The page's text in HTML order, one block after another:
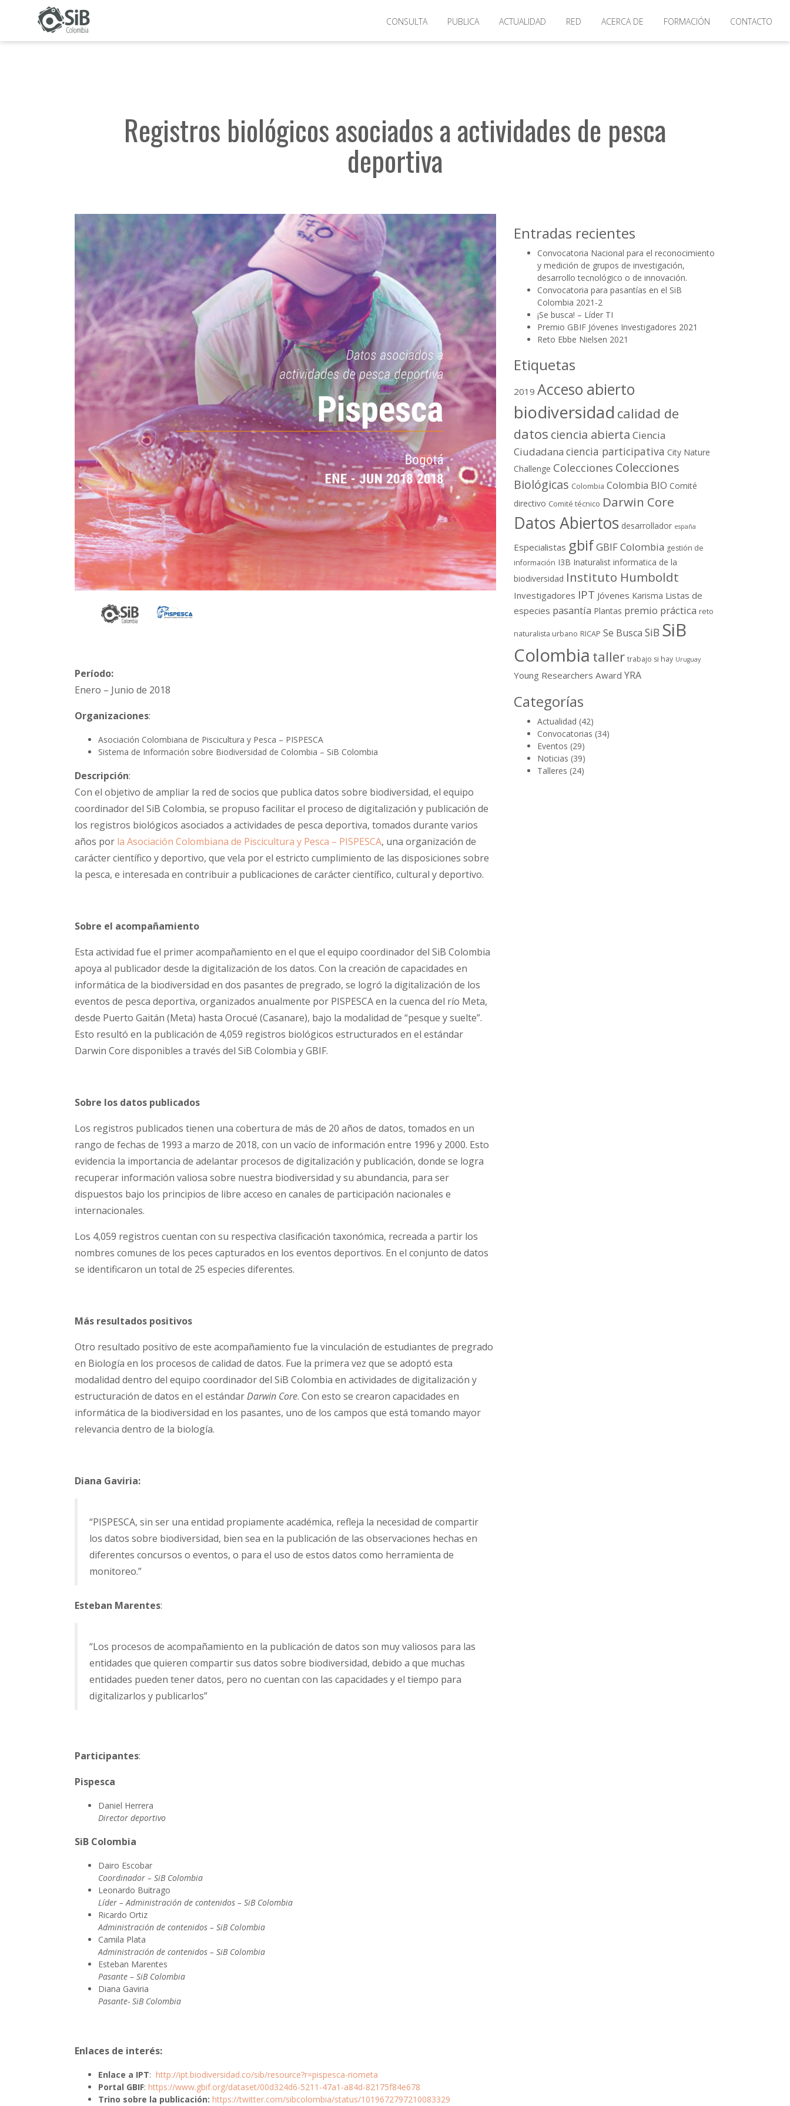
CONSULTA PUBLICA ACTUALIDAD RED ACERCA DE FORMACIÓN CONTACTO
Registros biológicos asociados a actividades de pesca
deportiva
Período:
Enero – Junio de 2018
Organizaciones:
Asociación Colombiana de Piscicultura y Pesca – PISPESCA
Sistema de Información sobre Biodiversidad de Colombia – SiB Colombia
Descripción:
Con el objetivo de ampliar la red de socios que publica datos sobre biodiversidad, el equipo
coordinador del SiB Colombia, se propuso facilitar el proceso de digitalización y publicación de
los registros biológicos asociados a actividades de pesca deportiva, tomados durante varios
años por la Asociación Colombiana de Piscicultura y Pesca – PISPESCA, una organización de
carácter científico y deportivo, que vela por el estricto cumplimiento de las disposiciones sobre
la pesca, e interesada en contribuir a publicaciones de carácter científico, cultural y deportivo.
Sobre el acompañamiento
Esta actividad fue el primer acompañamiento en el que el equipo coordinador del SiB Colombia
apoya al publicador desde la digitalización de los datos. Con la creación de capacidades en
informática de la biodiversidad en dos pasantes de pregrado, se logró la digitalización de los
eventos de pesca deportiva, organizados anualmente por PISPESCA en la cuenca del río Meta,
desde Puerto Gaitán (Meta) hasta Orocué (Casanare), bajo la modalidad de “pesque y suelte”.
Esto resultó en la publicación de 4,059 registros biológicos estructurados en el estándar
Darwin Core disponibles a través del SiB Colombia y GBIF.
Sobre los datos publicados
Los registros publicados tienen una cobertura de más de 20 años de datos, tomados en un
rango de fechas de 1993 a marzo de 2018, con un vacío de información entre 1996 y 2000. Esto
evidencia la importancia de adelantar procesos de digitalización y publicación, donde se logra
recuperar información valiosa sobre nuestra biodiversidad y su abundancia, para ser
dispuestos bajo los principios de libre acceso en canales de participación nacionales e
internacionales.
Los 4,059 registros cuentan con su respectiva clasificación taxonómica, recreada a partir los
nombres comunes de los peces capturados en los eventos deportivos. En el conjunto de datos
se identificaron un total de 25 especies diferentes.
Más resultados positivos
Otro resultado positivo de este acompañamiento fue la vinculación de estudiantes de pregrado
en Biología en los procesos de calidad de datos. Fue la primera vez que se adoptó esta
modalidad dentro del equipo coordinador del SiB Colombia en actividades de digitalización y
estructuración de datos en el estándarDarwin Core. Con esto se crearon capacidades en
informática de la biodiversidad en los pasantes, uno de los campos que está tomando mayor
relevancia dentro de la biología.
Diana Gaviria:
“PISPESCA, sin ser una entidad propiamente académica, refleja la necesidad de compartir
los datos sobre biodiversidad, bien sea en la publicación de las observaciones hechas en
diferentes concursos o eventos, o para el uso de estos datos como herramienta de
monitoreo.”
Esteban Marentes:
“Los procesos de acompañamiento en la publicación de datos son muy valiosos para las
entidades que quieren compartir sus datos sobre biodiversidad, debido a que muchas
entidades pueden tener datos, pero no cuentan con las capacidades y el tiempo para
digitalizarlos y publicarlos”
Participantes:
Pispesca
Daniel Herrera
Director deportivo
SiB Colombia
Dairo Escobar
Coordinador – SiB Colombia
Leonardo Buitrago
Líder – Administración de contenidos – SiB Colombia
Ricardo Ortiz
Administración de contenidos – SiB Colombia
Camila Plata
Administración de contenidos – SiB Colombia
Esteban Marentes
Pasante – SiB Colombia
Diana Gaviria
Pasante- SiB Colombia
Enlaces de interés:
Enlace a IPT: http://ipt.biodiversidad.co/sib/resource?r=pispesca-riometa
Portal GBIF: https://www.gbif.org/dataset/00d324d6-5211-47a1-a84d-82175f84e678
Trino sobre la publicación: https://twitter.com/sibcolombia/status/1019672797210083329
Entradas recientes
Convocatoria Nacional para el reconocimiento
y medición de grupos de investigación,
desarrollo tecnológico o de innovación.
Convocatoria para pasantías en el SiB
Colombia 2021-2
¡Se busca! – Líder TI
Premio GBIF Jóvenes Investigadores 2021
Reto Ebbe Nielsen 2021
Etiquetas
2019 Acceso abierto
biodiversidad calidad de
datos ciencia abierta Ciencia
Ciudadana ciencia participativa City Nature
Challenge Colecciones Colecciones
Biológicas Colombia Colombia BIO Comité
directivo Comité técnico Darwin Core
Datos Abiertos desarrollador españa
Especialistas gbifGBIF Colombia gestión de
información I3B Inaturalist informatica de la
biodiversidad Instituto Humboldt
Investigadores IPT Jóvenes Karisma Listas de
especies pasantía Plantas premio práctica reto
naturalista urbano RICAP Se Busca SiB SiB
Colombia taller trabajo si hay Uruguay
Young Researchers Award YRA
Categorías
Actualidad (42)
Convocatorias (34)
Eventos (29)
Noticias (39)
Talleres (24)